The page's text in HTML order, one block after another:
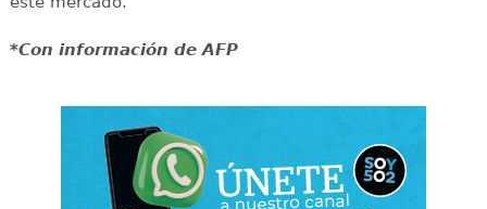
*Con información de AFP